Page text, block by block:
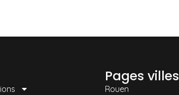
Pages villes
Rouen